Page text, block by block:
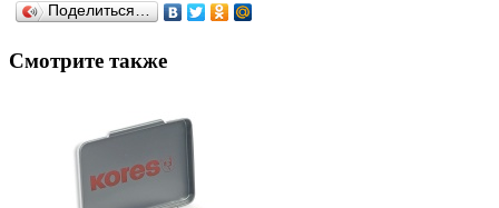
Поделиться…
Смотрите также